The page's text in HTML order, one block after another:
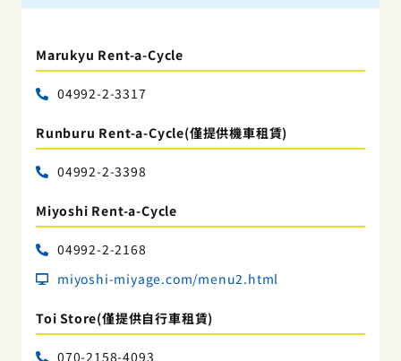
Marukyu Rent-a-Cycle
04992-2-3317
Runburu Rent-a-Cycle(僅提供機車租賃)
04992-2-3398
Miyoshi Rent-a-Cycle
04992-2-2168
miyoshi-miyage.com/menu2.html
Toi Store(僅提供自行車租賃)
070-2158-4093